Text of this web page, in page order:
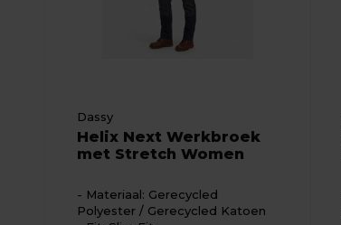
Dassy
Helix Next Werkbroek
met Stretch Women
Materiaal: Gerecycled
Polyester / Gerecycled Katoen